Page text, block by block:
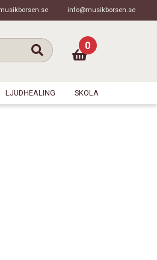
info@musikborsen.se
0
LJUDHEALING SKOLA